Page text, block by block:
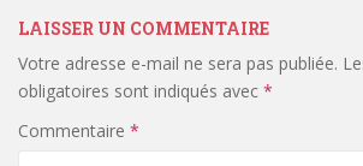
LAISSER UN COMMENTAIRE
Votre adresse e-mail ne sera pas publiée.
obligatoires sont indiqués avec *
Commentaire *